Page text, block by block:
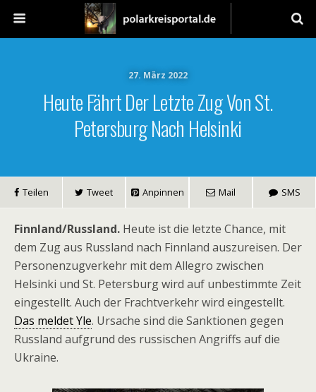
27. März 2022
Heute Fährt Der Letzte Zug Von St.
Petersburg Nach Helsinki
Teilen Tweet Anpinnen Mail SMS
Finnland/Russland. Heute ist die letzte Chance, mit
dem Zug aus Russland nach Finnland auszureisen. Der
Personenzugverkehr mit dem Allegro zwischen
Helsinki und St. Petersburg wird auf unbestimmte Zeit
eingestellt. Auch der Frachtverkehr wird eingestellt.
Das meldet Yle. Ursache sind die Sanktionen gegen
Russland aufgrund des russischen Angriffs auf die
Ukraine.